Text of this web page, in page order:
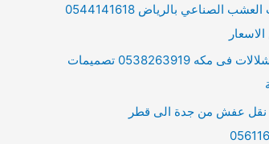
محلات العشب الصناعي بالرياض 0544141618
معلم شلالات فى مكه 0538263919 تصميمات
عفش من جدة الى قطر